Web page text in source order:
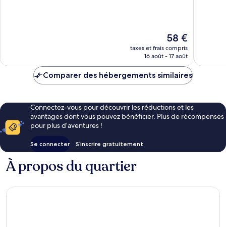
Le
nouveau
prix
de
58 €
taxes et frais compris
16 août - 17 août
Comparer des hébergements similaires
Connectez-vous pour découvrir les réductions et les
avantages dont vous pouvez bénéficier. Plus de récompenses
pour plus d’aventures !
Se connecter S’inscrire gratuitement
À propos du quartier